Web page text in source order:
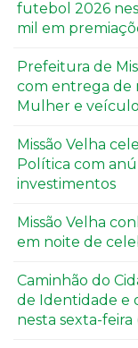
futebol 2026
mil em
Prefeitura de
com entrega de
Mulher e
Missão Velha
Política com
investimentos
Missão Velha
em noite de
Caminhão do
de Identidade e
nesta sexta-feira